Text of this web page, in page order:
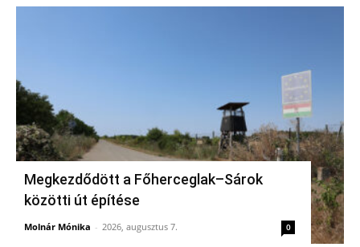
Megkezdődött a Főherceglak–Sárok
közötti út építése
Molnár Mónika - 2026, augusztus 7. 0